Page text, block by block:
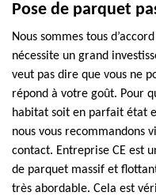
Pose de parquet
Nous sommes tous
nécessite un grand
veut pas dire que vous ne
répond à votre goût. Pour
habitat soit en parfait état
nous vous recommandons
contact. Entreprise CE est
de parquet massif et
très abordable. Cela est